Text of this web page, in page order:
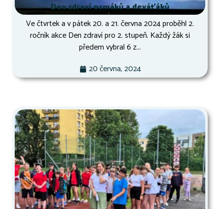
Den zdraví osmáků a deváťáků
Ve čtvrtek a v pátek 20. a 21. června 2024 proběhl 2.
ročník akce Den zdraví pro 2. stupeň. Každý žák si
předem vybral 6 z...
20 června, 2024